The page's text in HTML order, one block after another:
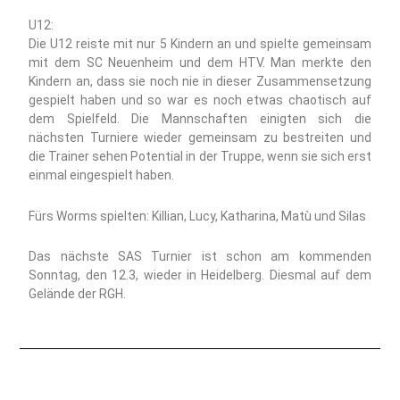
U12:
Die U12 reiste mit nur 5 Kindern an und spielte gemeinsam
mit dem SC Neuenheim und dem HTV. Man merkte den
Kindern an, dass sie noch nie in dieser Zusammensetzung
gespielt haben und so war es noch etwas chaotisch auf
dem Spielfeld. Die Mannschaften einigten sich die
nächsten Turniere wieder gemeinsam zu bestreiten und
die Trainer sehen Potential in der Truppe, wenn sie sich erst
einmal eingespielt haben.
Fürs Worms spielten: Killian, Lucy, Katharina, Matù und Silas
Das nächste SAS Turnier ist schon am kommenden
Sonntag, den 12.3, wieder in Heidelberg. Diesmal auf dem
Gelände der RGH.